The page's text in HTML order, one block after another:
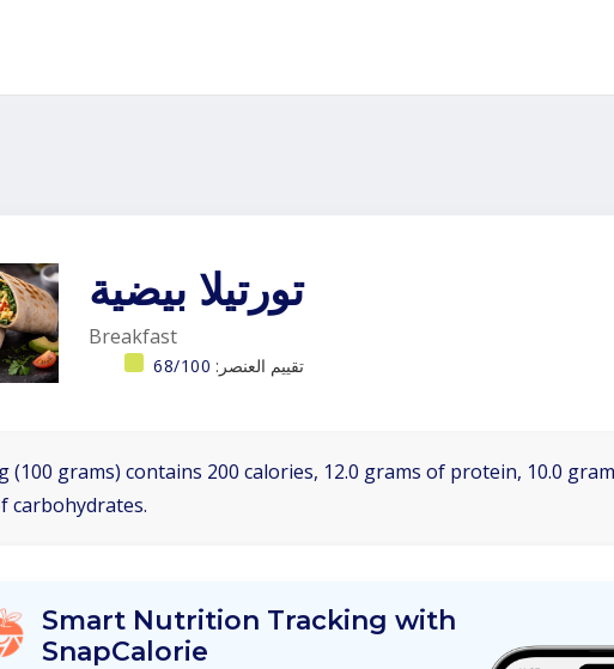
تورتيلا بيضية
Breakfast
تقييم العنصر: 68/100
(100 grams) contains 200 calories, 12.0 grams of protein, 10.0
carbohydrates.
Smart Nutrition Tracking with
SnapCalorie